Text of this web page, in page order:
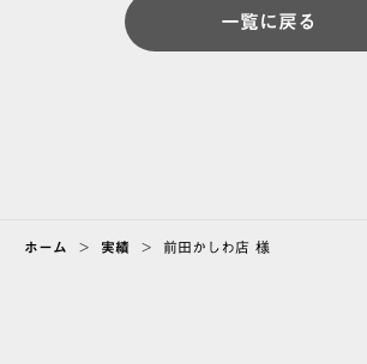
一覧に戻る
ホーム > 実績 > 前田かしわ店 様